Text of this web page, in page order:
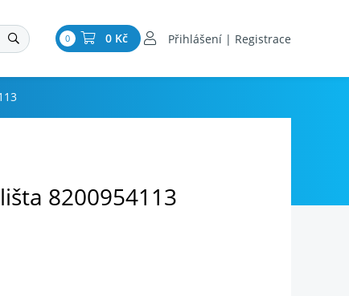
0 0 Kč Přihlášení | Registrace
8200954113